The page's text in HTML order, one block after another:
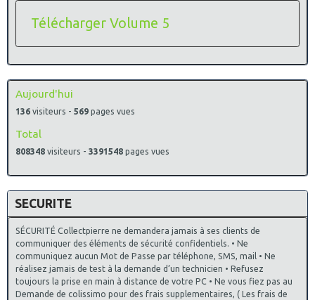
Télécharger Volume 5
Aujourd'hui
136 visiteurs - 569 pages vues
Total
808348 visiteurs - 3391548 pages vues
SECURITE
SÉCURITÉ Collectpierre ne demandera jamais à ses clients de
communiquer des éléments de sécurité confidentiels. • Ne
communiquez aucun Mot de Passe par téléphone, SMS, mail • Ne
réalisez jamais de test à la demande d’un technicien • Refusez
toujours la prise en main à distance de votre PC • Ne vous fiez pas au
Demande de colissimo pour des frais supplementaires, ( Les frais de